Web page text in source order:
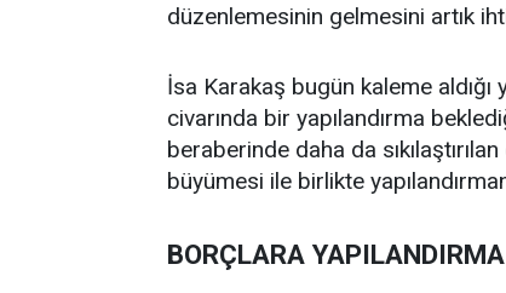
düzenlemesinin gelmesini artık
İsa Karakaş bugün kaleme aldığı
civarında bir yapılandırma
beraberinde daha da
büyümesi ile birlikte
BORÇLARA